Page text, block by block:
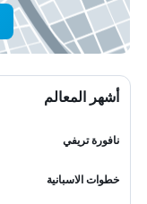
أشهر المعالم
نافورة تريفي
خطوات الاسبانية